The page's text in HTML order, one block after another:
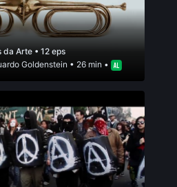
da Arte • 12 eps
Goldenstein • 26 min •